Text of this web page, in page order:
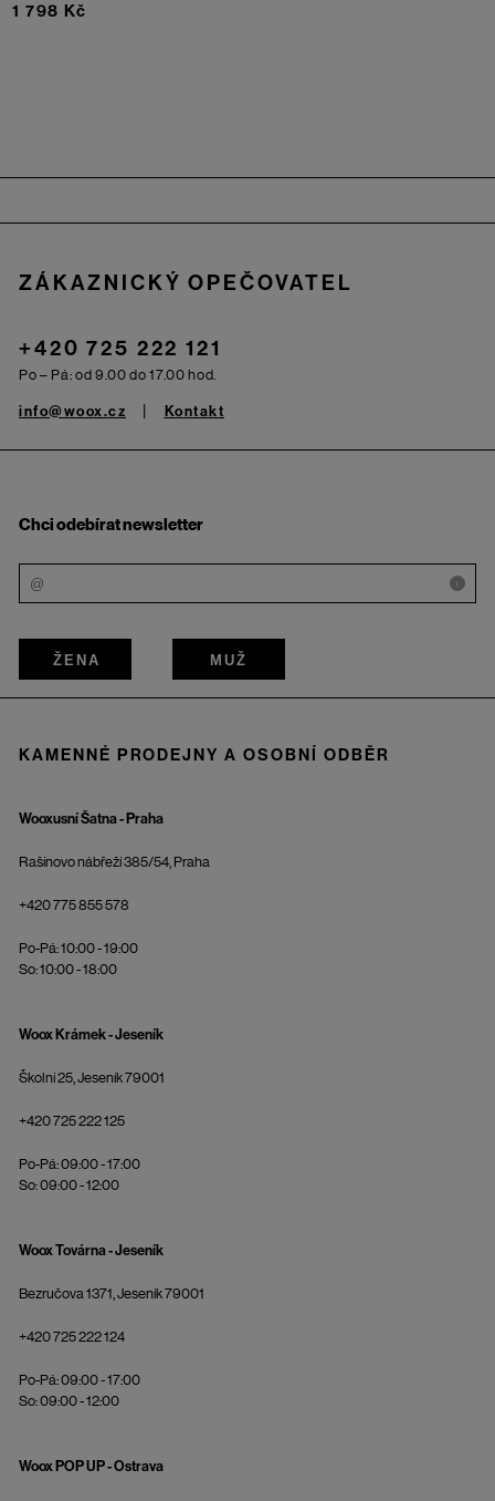
1 798 Kč
ZÁKAZNICKÝ OPEČOVATEL
+420 725 222 121
Po – Pá: od 9.00 do 17.00 hod.
info@woox.cz Kontakt
Chci odebírat newsletter
i
ŽENA MUŽ
KAMENNÉ PRODEJNY A OSOBNÍ ODBĚR
Wooxusní Šatna - Praha
Rašínovo nábřeží 385/54, Praha
+420 775 855 578
Po-Pá: 10:00 - 19:00
So: 10:00 - 18:00
Woox Krámek - Jeseník
Školní 25, Jeseník 79001
+420 725 222 125
Po-Pá: 09:00 - 17:00
So: 09:00 - 12:00
Woox Továrna - Jeseník
Bezručova 1371, Jeseník 79001
+420 725 222 124
Po-Pá: 09:00 - 17:00
So: 09:00 - 12:00
Woox POP UP - Ostrava